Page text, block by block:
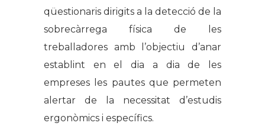
qüestionaris dirigits a la detecció de la
sobrecàrrega física de les
treballadores amb l’objectiu d’anar
establint en el dia a dia de les
empreses les pautes que permeten
alertar de la necessitat d’estudis
ergonòmics i específics.